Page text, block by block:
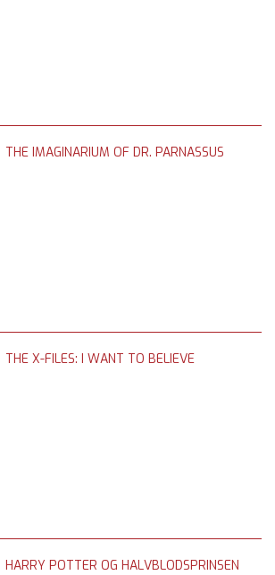
THE IMAGINARIUM OF DR. PARNASSUS
THE X-FILES: I WANT TO BELIEVE
HARRY POTTER OG HALVBLODSPRINSEN